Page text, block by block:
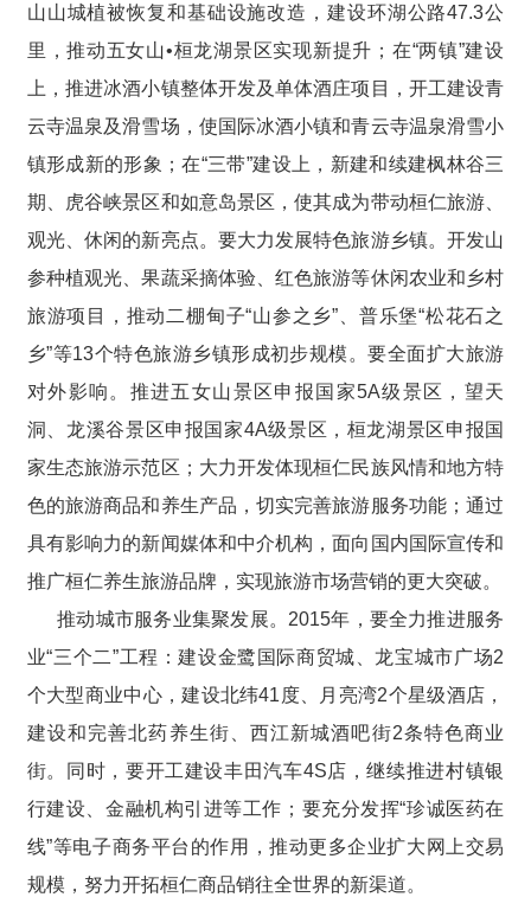
山山城植被恢复和基础设施改造，建设环湖公路47.3公
里，推动五女山•桓龙湖景区实现新提升；在“两镇”建设
上，推进冰酒小镇整体开发及单体酒庄项目，开工建设青
云寺温泉及滑雪场，使国际冰酒小镇和青云寺温泉滑雪小
镇形成新的形象；在“三带”建设上，新建和续建枫林谷三
期、虎谷峡景区和如意岛景区，使其成为带动桓仁旅游、
观光、休闲的新亮点。要大力发展特色旅游乡镇。开发山
参种植观光、果蔬采摘体验、红色旅游等休闲农业和乡村
旅游项目，推动二棚甸子“山参之乡”、普乐堡“松花石之
乡”等13个特色旅游乡镇形成初步规模。要全面扩大旅游
对外影响。推进五女山景区申报国家5A级景区，望天
洞、龙溪谷景区申报国家4A级景区，桓龙湖景区申报国
家生态旅游示范区；大力开发体现桓仁民族风情和地方特
色的旅游商品和养生产品，切实完善旅游服务功能；通过
具有影响力的新闻媒体和中介机构，面向国内国际宣传和
推广桓仁养生旅游品牌，实现旅游市场营销的更大突破。
推动城市服务业集聚发展。2015年，要全力推进服务
业“三个二”工程：建设金鹭国际商贸城、龙宝城市广场2
个大型商业中心，建设北纬41度、月亮湾2个星级酒店，
建设和完善北药养生街、西江新城酒吧街2条特色商业
街。同时，要开工建设丰田汽车4S店，继续推进村镇银
行建设、金融机构引进等工作；要充分发挥“珍诚医药在
线”等电子商务平台的作用，推动更多企业扩大网上交易
规模，努力开拓桓仁商品销往全世界的新渠道。